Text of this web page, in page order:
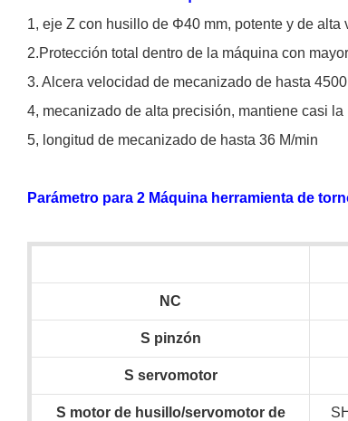
1, eje Z con husillo de Φ40 mm, potente y de alta
2.Protección total dentro de la máquina con
3. Alcera velocidad de mecanizado de hasta
4, mecanizado de alta precisión, mantiene casi
5, longitud de mecanizado de hasta 36 M/min
Parámetro para 2 Máquina herramienta de
NC
S pinzón
S servomotor
S motor de husillo/servomotor de